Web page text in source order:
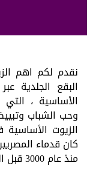
نقدم لكم اهم
البقع الجلدية
الأساسية ،
وحب الشباب
الزيوت
كان قدماء
منذ عام 3000 قبل الميلاد جمال الشعر والجلد